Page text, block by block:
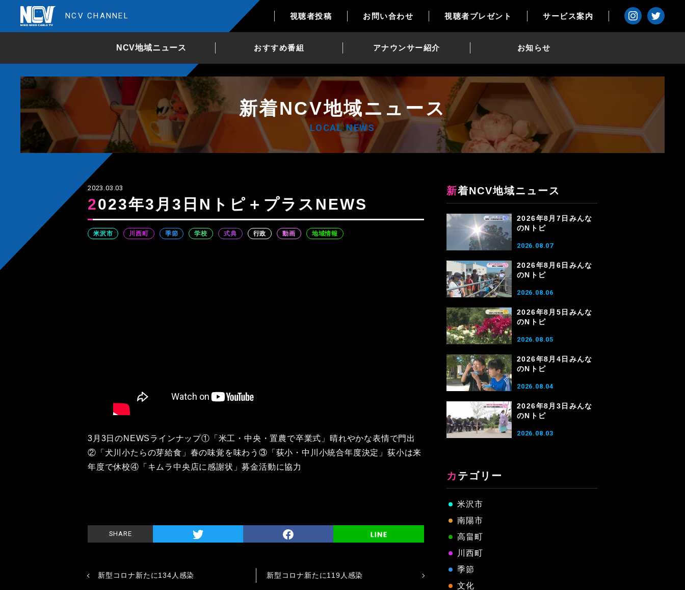
NCV CHANNEL 視聴者投稿 お問い合わせ 視聴者プレゼント サービス案内
NCV地域ニュース おすすめ番組 アナウンサー紹介 お知らせ
新着NCV地域ニュース
LOCAL NEWS
2023.03.03
2023年3月3日Nトピ＋プラスNEWS
米沢市 川西町 季節 学校 式典 行政 動画 地域情報
3月3日のNEWSラインナップ①「米工・中央・置農で卒業式」晴れやかな表情で門出
②「犬川小たらの芽給食」春の味覚を味わう③「荻小・中川小統合年度決定」荻小は来
年度で休校④「キムラ中央店に感謝状」募金活動に協力
SHARE
新型コロナ新たに134人感染 新型コロナ新たに119人感染
新着NCV地域ニュース
2026年8月7日みんな
のNトピ
2026.08.07
2026年8月6日みんな
のNトピ
2026.08.06
2026年8月5日みんな
のNトピ
2026.08.05
2026年8月4日みんな
のNトピ
2026.08.04
2026年8月3日みんな
のNトピ
2026.08.03
カテゴリー
米沢市
南陽市
高畠町
川西町
季節
文化